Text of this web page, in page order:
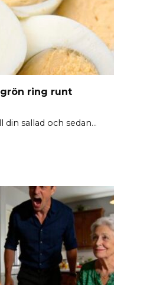
ring runt
din sallad och sedan…